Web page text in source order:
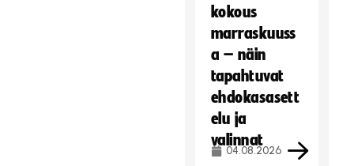
kokous
marraskuuss
a – näin
tapahtuvat
ehdokasasett
elu ja
valinnat
04.08.2026